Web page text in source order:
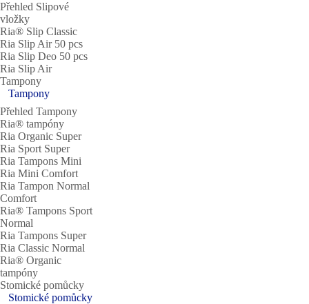
Přehled Slipové
vložky
Ria® Slip Classic
Ria Slip Air 50 pcs
Ria Slip Deo 50 pcs
Ria Slip Air
Tampony
Tampony
Přehled Tampony
Ria® tampóny
Ria Organic Super
Ria Sport Super
Ria Tampons Mini
Ria Mini Comfort
Ria Tampon Normal
Comfort
Ria® Tampons Sport
Normal
Ria Tampons Super
Ria Classic Normal
Ria® Organic
tampóny
Stomické pomůcky
Stomické pomůcky